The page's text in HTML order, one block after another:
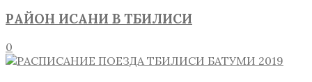
РАЙОН ИСАНИ В ТБИЛИСИ
0